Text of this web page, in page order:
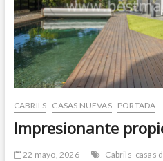
CABRILS CASAS NUEVAS PORTADA
Impresionante
22 mayo, 2026 Cabrils casas